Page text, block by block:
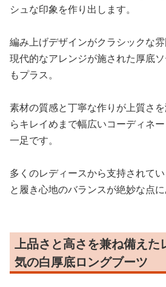
シュな印象を作り出します。
編み上げデザインがクラシックな雰
現代的なアレンジが施された厚底
もプラス。
素材の質感と丁寧な作りが上質さ
らキレイめまで幅広いコーディネ
一足です。
多くのレディースから支持されて
と履き心地のバランスが絶妙な点に
上品さと高さを兼ね備えた
気の白厚底ロングブーツ